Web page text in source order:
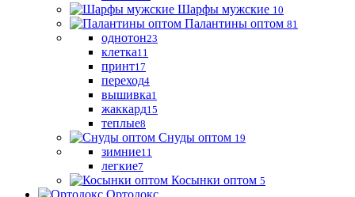
Шарфы мужские 10
Палантины оптом 81
однотон23
клетка11
принт17
переход4
вышивка1
жаккард15
теплые8
Снуды оптом 19
зимние11
легкие7
Косынки оптом 5